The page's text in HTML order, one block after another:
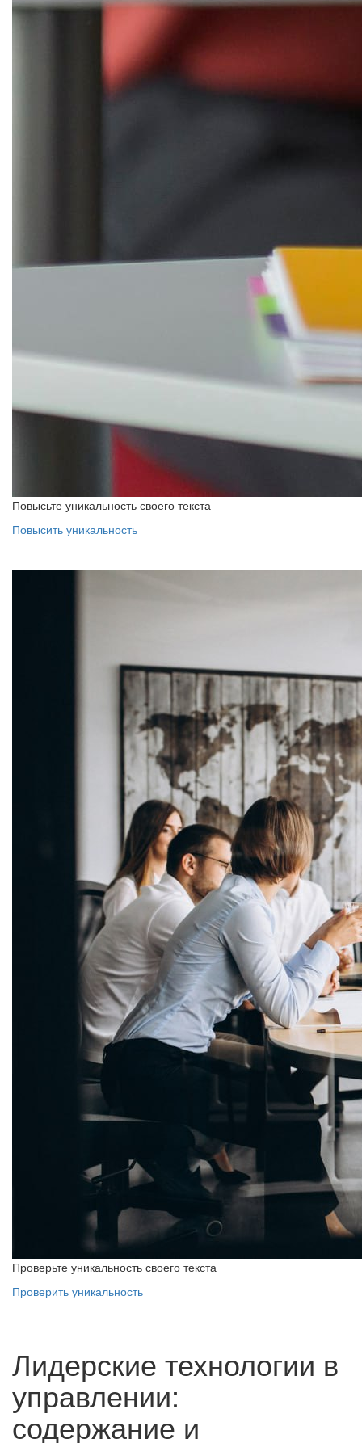
Повысьте уникальность своего текста
Повысить уникальность
Проверьте уникальность своего текста
Проверить уникальность
Лидерские технологии в
управлении:
содержание и